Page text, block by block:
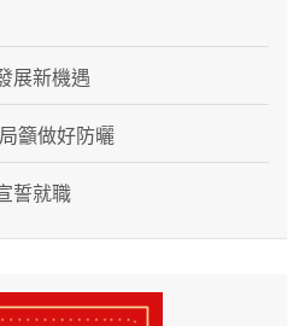
展新機遇
籲做好防曬
誓就職